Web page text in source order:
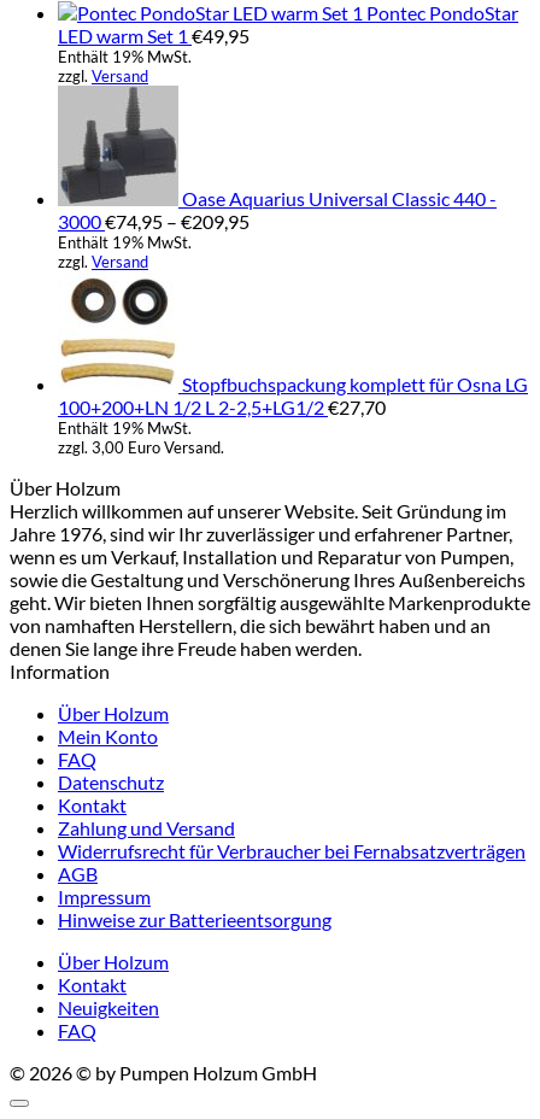
Pontec PondoStar
LED warm Set 1 €49,95
Enthält 19% MwSt.
zzgl. Versand
Oase Aquarius Universal Classic 440 -
3000€74,95 – €209,95Preisspanne:
Enthält 19% MwSt.
zzgl. Versand
Stopfbuchspackung komplett für Osna LG
100+200+LN 1/2 L 2-2,5+LG1/2€27,70
Enthält 19% MwSt.
zzgl. 3,00 Euro Versand.
Über Holzum
Herzlich willkommen auf unserer Website. Seit Gründung im
Jahre 1976, sind wir Ihr zuverlässiger und erfahrener Partner,
wenn es um Verkauf, Installation und Reparatur von Pumpen,
sowie die Gestaltung und Verschönerung Ihres Außenbereichs
geht. Wir bieten Ihnen sorgfältig ausgewählte Markenprodukte
von namhaften Herstellern, die sich bewährt haben und an
denen Sie lange ihre Freude haben werden.
Information
Über Holzum
Mein Konto
FAQ
Datenschutz
Kontakt
Zahlung und Versand
Widerrufsrecht für Verbraucher bei Fernabsatzverträgen
AGB
Impressum
Hinweise zur Batterieentsorgung
Über Holzum
Kontakt
Neuigkeiten
FAQ
© 2026 © by Pumpen Holzum GmbH